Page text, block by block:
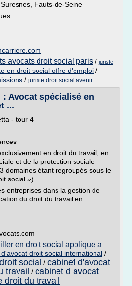
Hauts-de-Seine
avocats droit social paris / juriste
en droit social offre d'emploi /
/ juriste droit social avenir
: Avocat spécialisé en
...
- tour 4
en droit du travail, en
et de la protection sociale
domaines étant regroupés sous le
social »).
entreprises dans la gestion de
du droit du travail en...
en droit social applique a
droit social international /
social / cabinet d'avocat
travail / cabinet d avocat
droit du travail